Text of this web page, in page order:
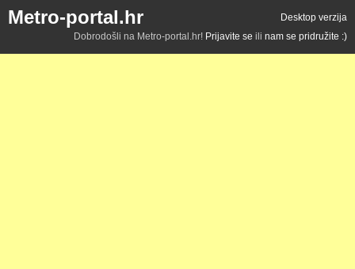
Metro-portal.hr
Desktop verzija
Dobrodošli na Metro-portal.hr! Prijavite se ili nam se pridružite :)